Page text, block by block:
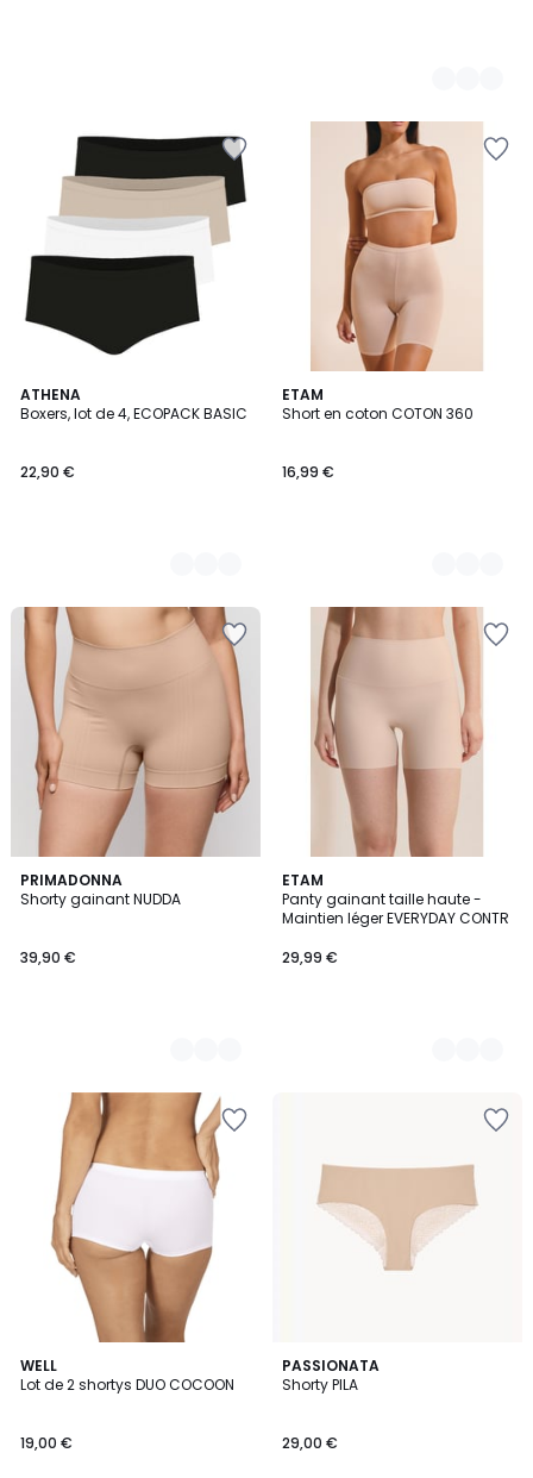
ATHENA
Boxers, lot de 4, ECOPACK BASIC
22,90 €
2
Couleurs
ETAM
Short en coton COTON 360
16,99 €
2
Couleurs
PRIMADONNA
Shorty gainant NUDDA
39,90 €
3
Couleurs
ETAM
Panty gainant taille haute -
Maintien léger EVERYDAY CONTR
29,99 €
2
Couleurs
WELL
Lot de 2 shortys DUO COCOON
19,00 €
5
/
3
Couleurs
PASSIONATA
Shorty PILA
29,00 €
3
Couleurs